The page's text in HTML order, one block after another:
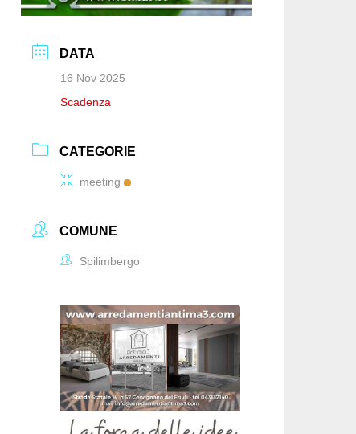
DATA
16 Nov 2025
Scadenza
CATEGORIE
meeting
COMUNE
Spilimbergo